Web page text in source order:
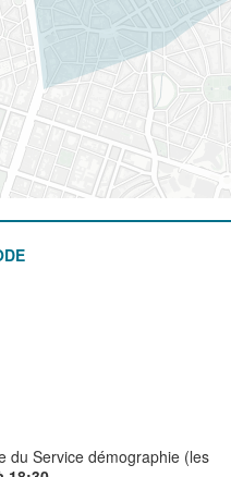
du Service démographie (les